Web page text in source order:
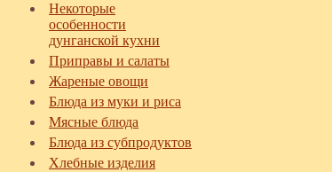
Некоторые
особенности
дунганской кухни
Приправы и салаты
Жареные овощи
Блюда из муки и риса
Мясные блюда
Блюда из субпродуктов
Хлебные изделия